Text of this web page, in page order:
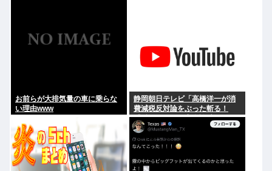
お前らが大排気量の車に乗らな
い理由www
静岡朝日テレビ「高橋洋一が消
費減税反対論をぶった斬る！
『財源ない』を完全論破」